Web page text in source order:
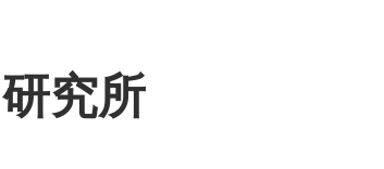
究所